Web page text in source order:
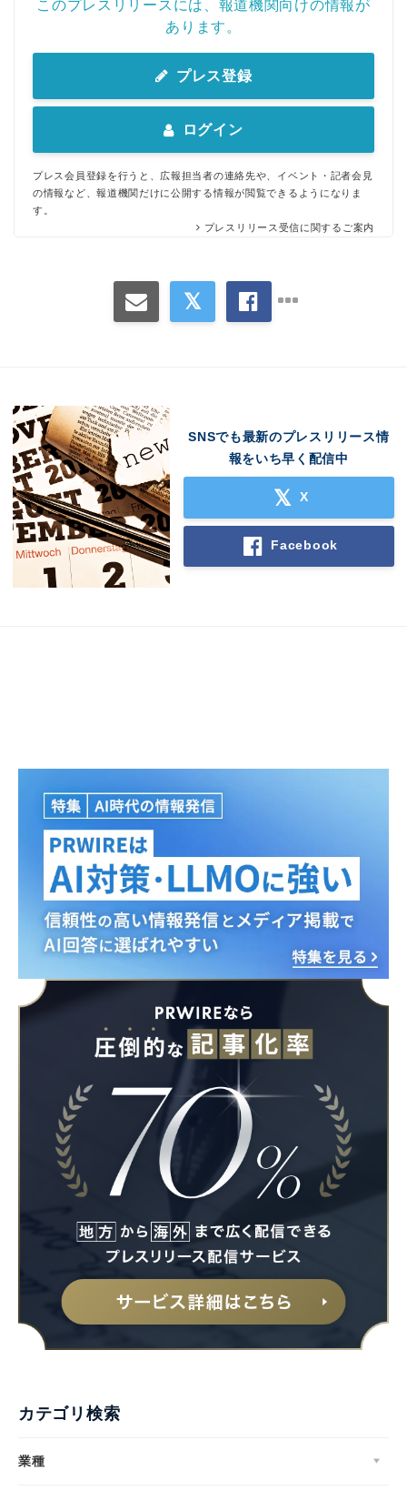
このプレスリリースには、報道機関向けの情報が
あります。
プレス登録
ログイン
プレス会員登録を行うと、広報担当者の連絡先や、イベント・記者会見
の情報など、報道機関だけに公開する情報が閲覧できるようになりま
す。
プレスリリース受信に関するご案内
SNSでも最新のプレスリリース情
報をいち早く配信中
X
Facebook
カテゴリ検索
業種